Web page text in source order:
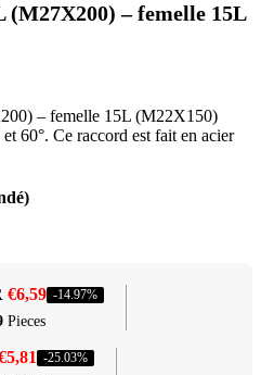
– femelle 15L
– femelle 15L (M22X150)
60°. Ce raccord est fait en acier
€6,59 -14.97%
Pieces
5,81 -25.03%